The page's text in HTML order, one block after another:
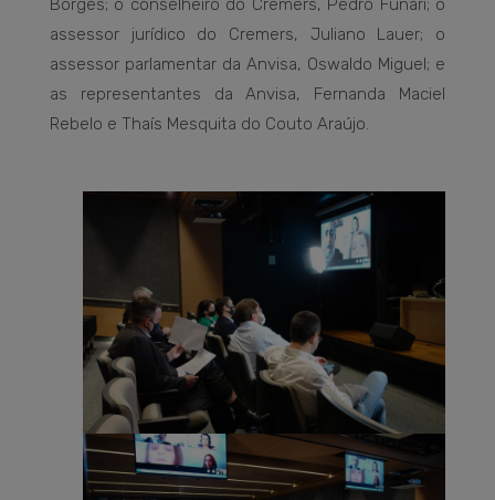
Borges; o conselheiro do Cremers, Pedro Funari; o
assessor jurídico do Cremers, Juliano Lauer; o
assessor parlamentar da Anvisa, Oswaldo Miguel; e
as representantes da Anvisa, Fernanda Maciel
Rebelo e Thaís Mesquita do Couto Araújo.